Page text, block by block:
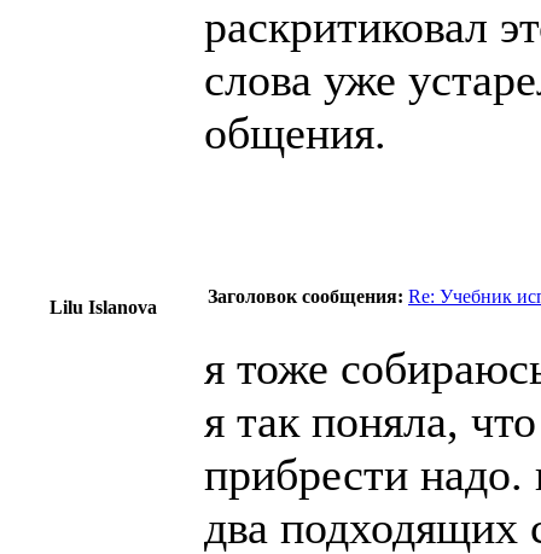
раскритиковал
слова уже
общения.
Lilu Islanova
Заголовок сообщения: Re: Учебник
я тоже
я так поняла,
прибрести
два подходящих